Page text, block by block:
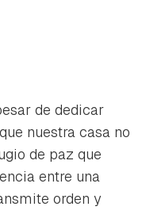
de dedicar
nuestra casa no
de paz que
entre una
orden y